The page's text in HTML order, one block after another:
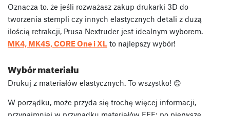
Oznacza to, że jeśli rozważasz zakup drukarki 3D do
tworzenia stempli czy innych elastycznych detali z dużą
ilością retrakcji, Prusa Nextruder jest idealnym wyborem.
MK4, MK4S, CORE One i XL to najlepszy wybór!
Wybór materiału
Drukuj z materiałów elastycznych. To wszystko! 😊
W porządku, może przyda się trochę więcej informacji,